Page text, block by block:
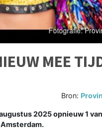
MEE
Bron:
2025 opnieuw 1